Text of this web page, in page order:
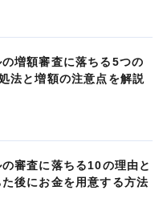
増額審査に落ちる5つの
法と増額の注意点を解説
審査に落ちる10の理由と
後にお金を用意する方法